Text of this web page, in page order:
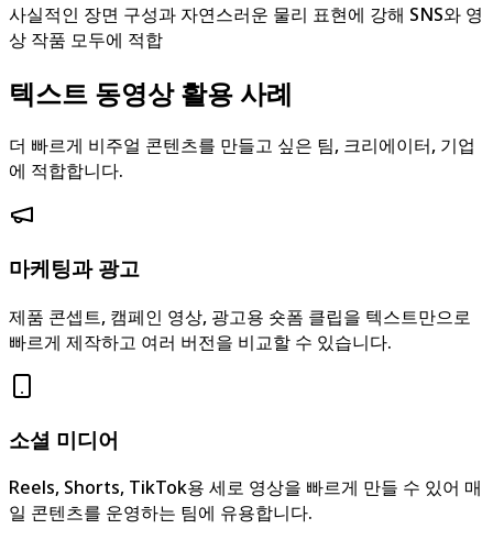
사실적인 장면 구성과 자연스러운 물리 표현에 강해 SNS와 영
상 작품 모두에 적합
텍스트 동영상 활용 사례
더 빠르게 비주얼 콘텐츠를 만들고 싶은 팀, 크리에이터, 기업
에 적합합니다.
마케팅과 광고
제품 콘셉트, 캠페인 영상, 광고용 숏폼 클립을 텍스트만으로
빠르게 제작하고 여러 버전을 비교할 수 있습니다.
소셜 미디어
Reels, Shorts, TikTok용 세로 영상을 빠르게 만들 수 있어 매
일 콘텐츠를 운영하는 팀에 유용합니다.